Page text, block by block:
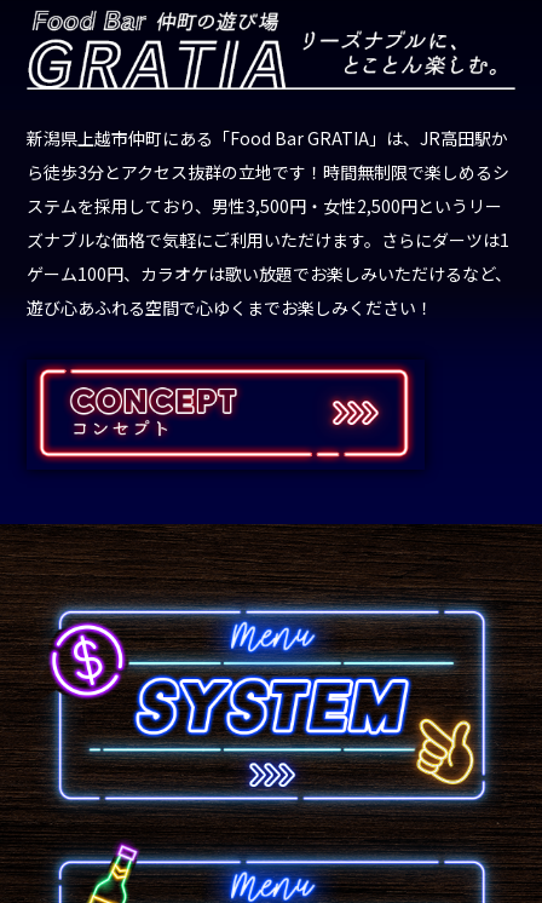
新潟県上越市仲町にある「Food Bar GRATIA」は、JR高田駅か
ら徒歩3分とアクセス抜群の立地です！時間無制限で楽しめるシ
ステムを採用しており、男性3,500円・女性2,500円というリー
ズナブルな価格で気軽にご利用いただけます。さらにダーツは1
ゲーム100円、カラオケは歌い放題でお楽しみいただけるなど、
遊び心あふれる空間で心ゆくまでお楽しみください！